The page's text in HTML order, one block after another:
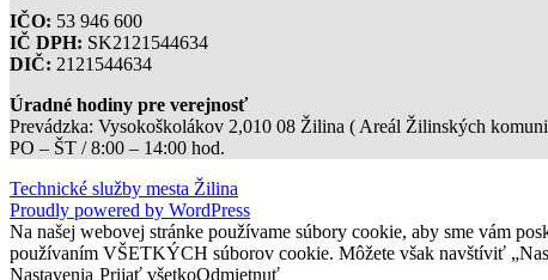
IČO: 53 946 600
IČ DPH: SK2121544634
DIČ: 2121544634
Úradné hodiny pre verejnosť
Prevádzka: Vysokoškolákov 2,010 08 Žilina ( Areál Žilinských
PO – ŠT / 8:00 – 14:00 hod.
Technické služby mesta Žilina
Proudly powered by WordPress
Na našej webovej stránke používame súbory cookie, aby sme vám
používaním VŠETKÝCH súborov cookie. Môžete však navštíviť
Nastavenia Prijať všetkoOdmietnuť